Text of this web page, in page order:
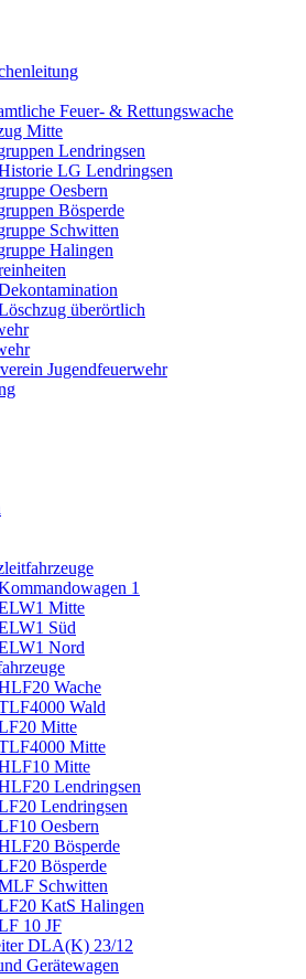
Feuer- & Rettungswache
Mitte
Lendringsen
LG Lendringsen
Oesbern
Bösperde
Schwitten
Halingen
überörtlich
Jugendfeuerwehr
1
Mitte
Süd
Nord
Wache
Wald
Mitte
Mitte
Mitte
Lendringsen
Lendringsen
Oesbern
Bösperde
Bösperde
Schwitten
KatS Halingen
10 JF
DLA(K) 23/12
Gerätewagen